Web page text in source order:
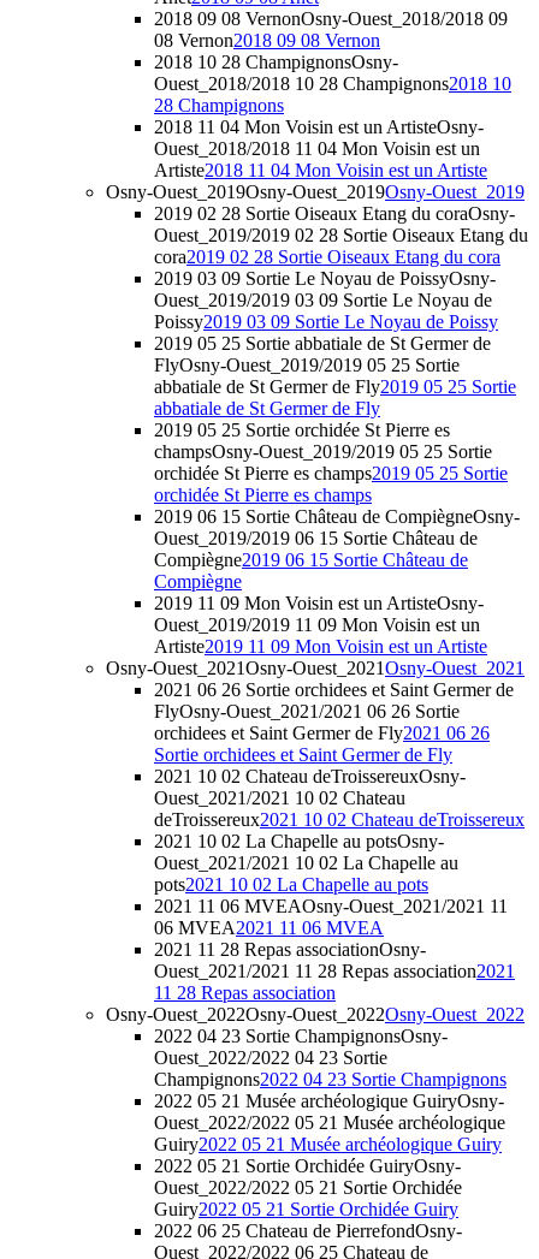
2018 09 08 VernonOsny-Ouest_2018/2018 09
08 Vernon2018 09 08 Vernon
2018 10 28 ChampignonsOsny-
Ouest_2018/2018 10 28 Champignons2018 10
28 Champignons
2018 11 04 Mon Voisin est un ArtisteOsny-
Ouest_2018/2018 11 04 Mon Voisin est un
Artiste2018 11 04 Mon Voisin est un Artiste
Osny-Ouest_2019Osny-Ouest_2019Osny-Ouest_2019
2019 02 28 Sortie Oiseaux Etang du coraOsny-
Ouest_2019/2019 02 28 Sortie Oiseaux Etang du
cora2019 02 28 Sortie Oiseaux Etang du cora
2019 03 09 Sortie Le Noyau de PoissyOsny-
Ouest_2019/2019 03 09 Sortie Le Noyau de
Poissy2019 03 09 Sortie Le Noyau de Poissy
2019 05 25 Sortie abbatiale de St Germer de
FlyOsny-Ouest_2019/2019 05 25 Sortie
abbatiale de St Germer de Fly2019 05 25 Sortie
abbatiale de St Germer de Fly
2019 05 25 Sortie orchidée St Pierre es
champsOsny-Ouest_2019/2019 05 25 Sortie
orchidée St Pierre es champs2019 05 25 Sortie
orchidée St Pierre es champs
2019 06 15 Sortie Château de CompiègneOsny-
Ouest_2019/2019 06 15 Sortie Château de
Compiègne2019 06 15 Sortie Château de
Compiègne
2019 11 09 Mon Voisin est un ArtisteOsny-
Ouest_2019/2019 11 09 Mon Voisin est un
Artiste2019 11 09 Mon Voisin est un Artiste
Osny-Ouest_2021Osny-Ouest_2021Osny-Ouest_2021
2021 06 26 Sortie orchidees et Saint Germer de
FlyOsny-Ouest_2021/2021 06 26 Sortie
orchidees et Saint Germer de Fly2021 06 26
Sortie orchidees et Saint Germer de Fly
2021 10 02 Chateau deTroissereuxOsny-
Ouest_2021/2021 10 02 Chateau
deTroissereux2021 10 02 Chateau deTroissereux
2021 10 02 La Chapelle au potsOsny-
Ouest_2021/2021 10 02 La Chapelle au
pots2021 10 02 La Chapelle au pots
2021 11 06 MVEAOsny-Ouest_2021/2021 11
06 MVEA2021 11 06 MVEA
2021 11 28 Repas associationOsny-
Ouest_2021/2021 11 28 Repas association2021
11 28 Repas association
Osny-Ouest_2022Osny-Ouest_2022Osny-Ouest_2022
2022 04 23 Sortie ChampignonsOsny-
Ouest_2022/2022 04 23 Sortie
Champignons2022 04 23 Sortie Champignons
2022 05 21 Musée archéologique GuiryOsny-
Ouest_2022/2022 05 21 Musée archéologique
Guiry2022 05 21 Musée archéologique Guiry
2022 05 21 Sortie Orchidée GuiryOsny-
Ouest_2022/2022 05 21 Sortie Orchidée
Guiry2022 05 21 Sortie Orchidée Guiry
2022 06 25 Chateau de PierrefondOsny-
Ouest_2022/2022 06 25 Chateau de